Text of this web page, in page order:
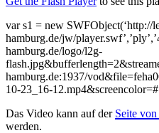
var s1 = new SWFObject(‘http://
hamburg.de/jw/
hamburg.de/logo/l2g-
hamburg.de:1937/
10-23_16-
Das Video kann auf der Seite
werden.